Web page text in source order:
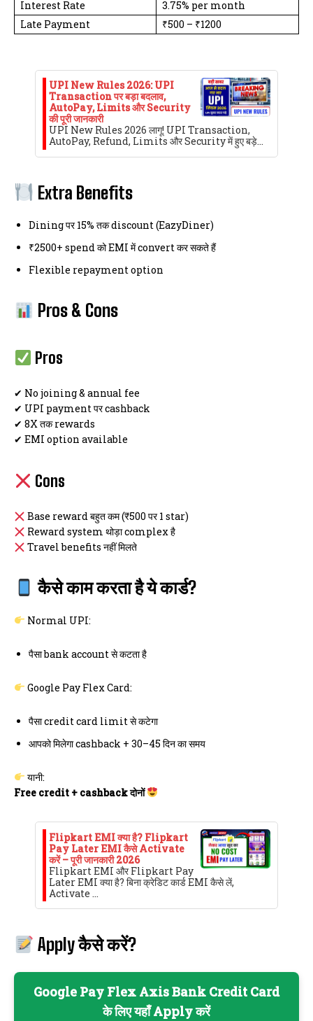
Interest Rate
3.75% per month
Late Payment
₹500 – ₹1200
UPI New Rules 2026: UPI
Transaction पर बड़ा बदलाव,
AutoPay, Limits और Security
की पूरी जानकारी
UPI New Rules 2026 लागू! UPI Transaction,
AutoPay, Refund, Limits और Security में हुए बड़े…
Extra Benefits
Dining पर 15% तक discount (EazyDiner)
₹2500+ spend को EMI में convert कर सकते हैं
Flexible repayment option
Pros & Cons
Pros
✔ No joining & annual fee
✔ UPI payment पर cashback
✔ 8X तक rewards
✔ EMI option available
Cons
Base reward बहुत कम (₹500 पर 1 star)
Reward system थोड़ा complex है
Travel benefits नहीं मिलते
कैसे काम करता है ये कार्ड?
Normal UPI:
पैसा bank account से कटता है
Google Pay Flex Card:
पैसा credit card limit से कटेगा
आपको मिलेगा cashback + 30–45 दिन का समय
यानी:
Free credit + cashback दोनों
Flipkart EMI क्या है? Flipkart
Pay Later EMI कैसे Activate
करें – पूरी जानकारी 2026
Flipkart EMI और Flipkart Pay
Later EMI क्या है? बिना क्रेडिट कार्ड EMI कैसे लें,
Activate …
Apply कैसे करें?
Google Pay Flex Axis Bank Credit Card
के लिए यहाँ Apply करें